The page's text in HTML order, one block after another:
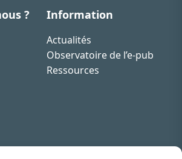
? Information
Actualités
Observatoire de l’e-pub
Ressources